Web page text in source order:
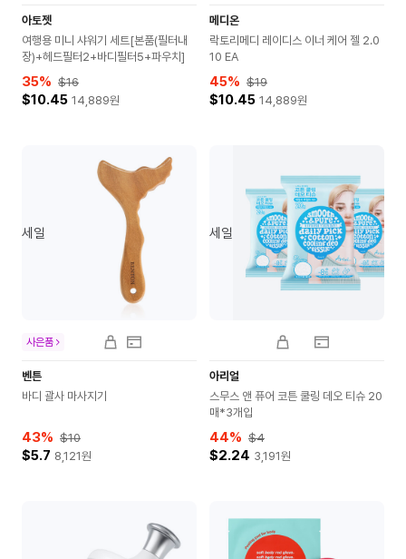
아토젯
여행용 미니 샤워기 세트[본품(필터내
장)+헤드필터2+바디필터5+파우치]
35% $16
$10.45 14,889원
메디온
락토리메디 레이디스 이너 케어 젤 2.0
10 EA
45% $19
$10.45 14,889원
세일
벤튼
바디 괄사 마사지기
43% $10
$5.7 8,121원
사은품
세일
아리얼
스무스 앤 퓨어 코튼 쿨링 데오 티슈 20
매*3개입
44% $4
$2.24 3,191원